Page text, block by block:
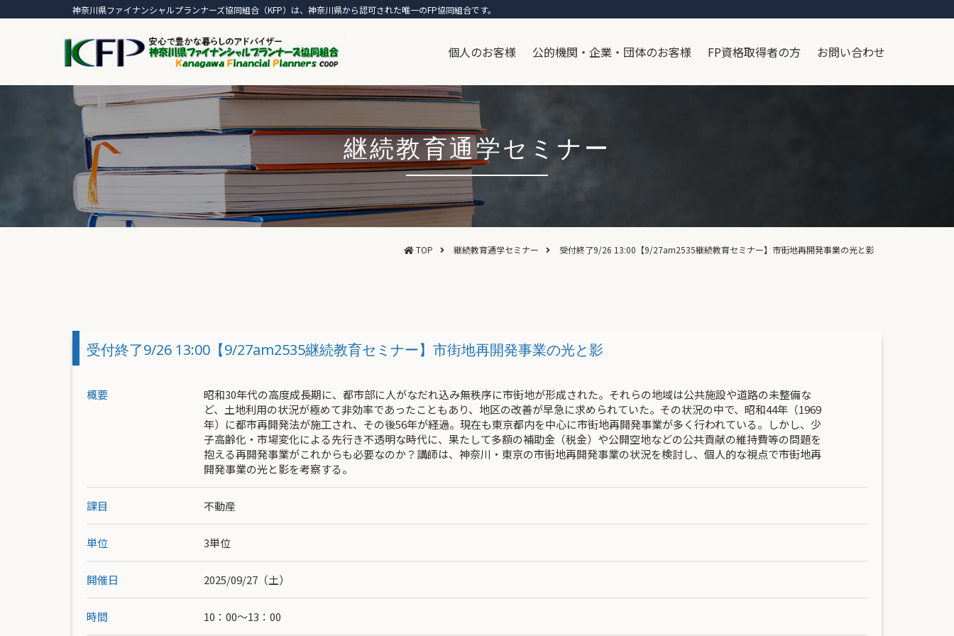
神奈川県ファイナンシャルプランナーズ協同組合（KFP）は、神奈川県から認可された唯一のFP協同組合です。
個人のお客様 公的機関・企業・団体のお客様 FP資格取得者の方 お問い合わせ
継続教育通学セミナー
TOP 継続教育通学セミナー 受付終了9/26 13:00【9/27am2535継続教育セミナー】市街地再開発事業の光と影
受付終了9/26 13:00【9/27am2535継続教育セミナー】市街地再開発事業の光と影
概要
昭和30年代の高度成長期に、都市部に人がなだれ込み無秩序に市街地が形成された。それらの地域は公共施設や道路の未整備な
ど、土地利用の状況が極めて非効率であったこともあり、地区の改善が早急に求められていた。その状況の中で、昭和44年（1969
年）に都市再開発法が施工され、その後56年が経過。現在も東京都内を中心に市街地再開発事業が多く行われている。しかし、少
子高齢化・市場変化による先行き不透明な時代に、果たして多額の補助金（税金）や公開空地などの公共貢献の維持費等の問題を
抱える再開発事業がこれからも必要なのか？講師は、神奈川・東京の市街地再開発事業の状況を検討し、個人的な視点で市街地再
開発事業の光と影を考察する。
課目 不動産
単位 3単位
開催日 2025/09/27（土）
時間 10：00〜13：00